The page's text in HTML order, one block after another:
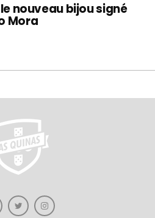
nouveau bijou signé
Mora